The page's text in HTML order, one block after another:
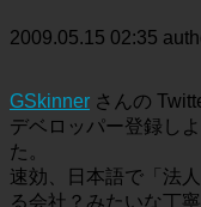
2009.05.15 02:35
GSkinner さんの
デベロッパー登録し
た。
速効、日本語で「法
る会社？みたいな丁